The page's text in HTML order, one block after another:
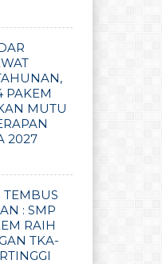
PAKEM
MUTU
2027
TEMBUS
: SMP
RAIH
TKA-